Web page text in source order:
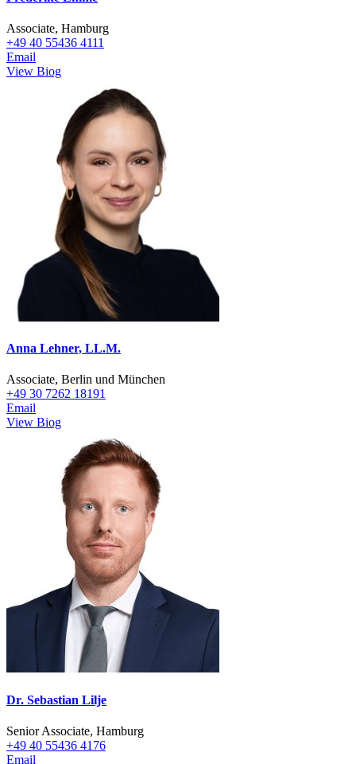
Associate, Hamburg
+49 40 55436 4111
Email
View Biog
Anna Lehner, LL.M.
Associate, Berlin und München
+49 30 7262 18191
Email
View Biog
Dr. Sebastian Lilje
Senior Associate, Hamburg
+49 40 55436 4176
Email